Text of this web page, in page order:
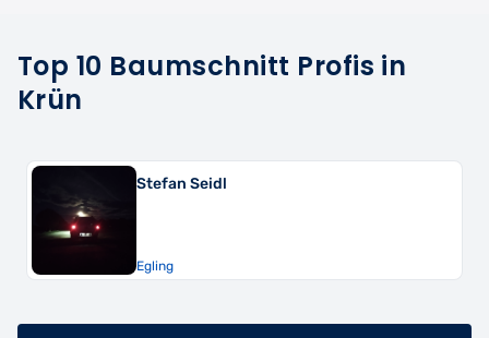
Top 10 Baumschnitt Profis in
Krün
Stefan Seidl
Egling